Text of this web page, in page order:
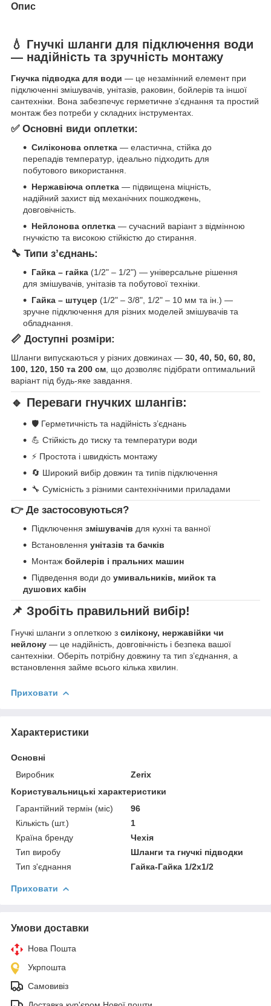
Опис
💧 Гнучкі шланги для підключення води
— надійність та зручність монтажу
Гнучка підводка для води — це незамінний елемент при
підключенні змішувачів, унітазів, раковин, бойлерів та іншої
сантехніки. Вона забезпечує герметичне з’єднання та простий
монтаж без потреби у складних інструментах.
✅ Основні види оплетки:
Силіконова оплетка — еластична, стійка до
перепадів температур, ідеально підходить для
побутового використання.
Нержавіюча оплетка — підвищена міцність,
надійний захист від механічних пошкоджень,
довговічність.
Нейлонова оплетка — сучасний варіант з відмінною
гнучкістю та високою стійкістю до стирання.
🔧 Типи з’єднань:
Гайка – гайка (1/2" – 1/2") — універсальне рішення
для змішувачів, унітазів та побутової техніки.
Гайка – штуцер (1/2" – 3/8", 1/2" – 10 мм та ін.) —
зручне підключення для різних моделей змішувачів та
обладнання.
📏 Доступні розміри:
Шланги випускаються у різних довжинах — 30, 40, 50, 60, 80,
100, 120, 150 та 200 см , що дозволяє підібрати оптимальний
варіант під будь-яке завдання.
🔹 Переваги гнучких шлангів:
🛡️ Герметичність та надійність з’єднань
💪 Стійкість до тиску та температури води
⚡ Простота і швидкість монтажу
🔄 Широкий вибір довжин та типів підключення
🔧 Сумісність з різними сантехнічними приладами
👉 Де застосовуються?
Підключення змішувачів для кухні та ванної
Встановлення унітазів та бачків
Монтаж бойлерів і пральних машин
Підведення води до умивальників, мийок та
душових кабін
📌 Зробіть правильний вибір!
Гнучкі шланги з оплеткою з силікону, нержавійки чи
нейлону — це надійність, довговічність і безпека вашої
сантехніки. Оберіть потрібну довжину та тип з’єднання, а
встановлення займе всього кілька хвилин.
Приховати
Характеристики
Основні
Виробник
Zerix
Користувальницькі характеристики
Гарантійний термін (міс)
96
Кількість (шт.)
1
Країна бренду
Чехія
Тип виробу
Шланги та гнучкі підводки
Тип з'єднання
Гайка-Гайка 1/2x1/2
Приховати
Умови доставки
Нова Пошта
Укрпошта
Самовивіз